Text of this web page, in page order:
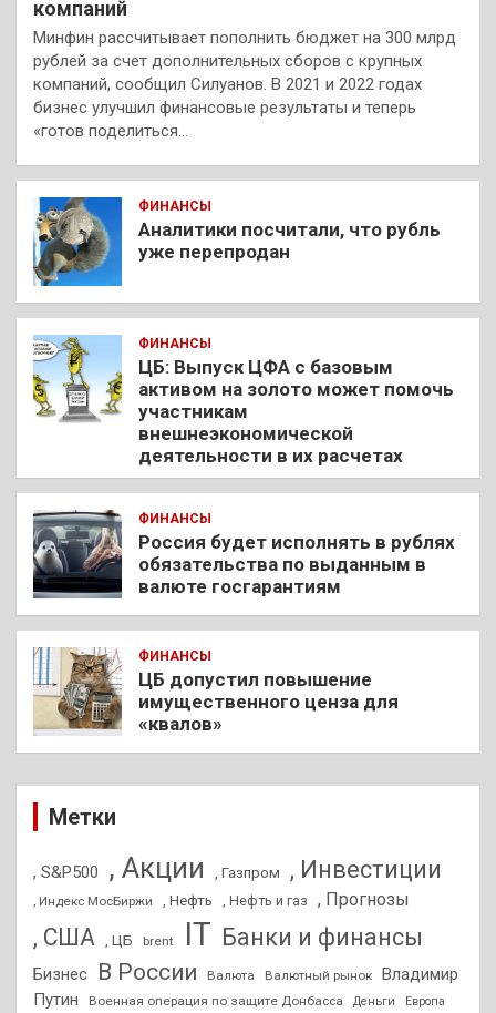
компаний
Минфин рассчитывает пополнить бюджет на 300 млрд
рублей за счет дополнительных сборов с крупных
компаний, сообщил Силуанов. В 2021 и 2022 годах
бизнес улучшил финансовые результаты и теперь
«готов поделиться…
ФИНАНСЫ
Аналитики посчитали, что рубль
уже перепродан
ФИНАНСЫ
ЦБ: Выпуск ЦФА с базовым
активом на золото может помочь
участникам
внешнеэкономической
деятельности в их расчетах
ФИНАНСЫ
Россия будет исполнять в рублях
обязательства по выданным в
валюте госгарантиям
ФИНАНСЫ
ЦБ допустил повышение
имущественного ценза для
«квалов»
Метки
, S&P500 , Акции , Газпром , Инвестиции
, Индекс МосБиржи , Нефть , Нефть и газ , Прогнозы
, США , ЦБ brent IT Банки и финансы
Бизнес В России Валюта Валютный рынок
Владимир
Путин
Военная операция по защите Донбасса Деньги Европа